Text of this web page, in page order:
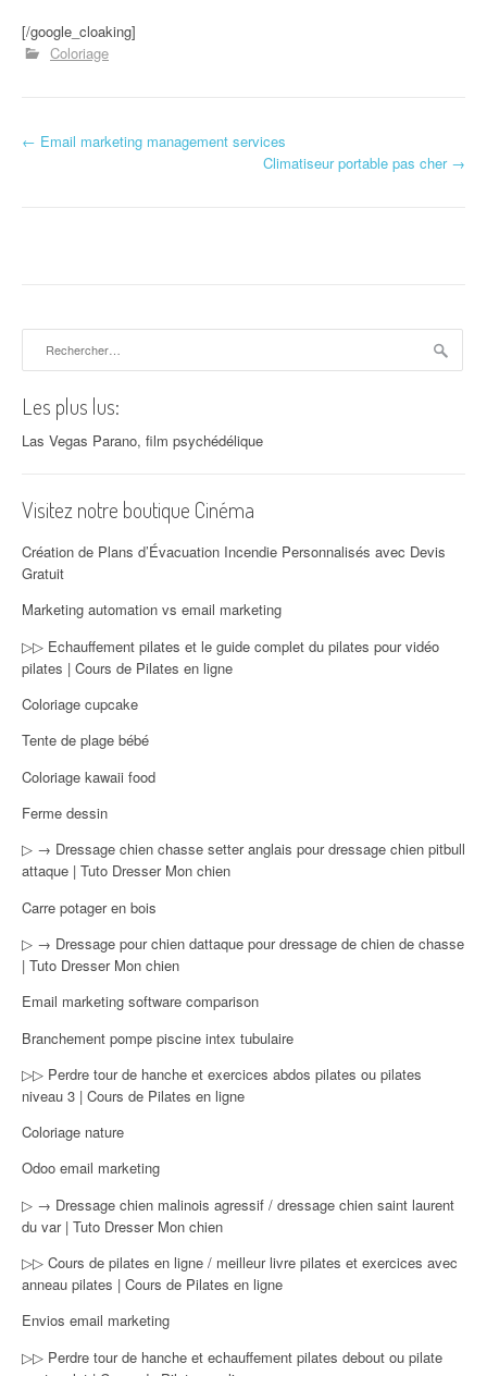
[/google_cloaking]
Coloriage
Navigation d'article
← Email marketing management services
Climatiseur portable pas cher →
Les plus lus:
Las Vegas Parano, film psychédélique
Visitez notre boutique Cinéma
Création de Plans d’Évacuation Incendie Personnalisés avec Devis
Gratuit
Marketing automation vs email marketing
▷▷ Echauffement pilates et le guide complet du pilates pour vidéo
pilates | Cours de Pilates en ligne
Coloriage cupcake
Tente de plage bébé
Coloriage kawaii food
Ferme dessin
▷ → Dressage chien chasse setter anglais pour dressage chien pitbull
attaque | Tuto Dresser Mon chien
Carre potager en bois
▷ → Dressage pour chien dattaque pour dressage de chien de chasse
| Tuto Dresser Mon chien
Email marketing software comparison
Branchement pompe piscine intex tubulaire
▷▷ Perdre tour de hanche et exercices abdos pilates ou pilates
niveau 3 | Cours de Pilates en ligne
Coloriage nature
Odoo email marketing
▷ → Dressage chien malinois agressif / dressage chien saint laurent
du var | Tuto Dresser Mon chien
▷▷ Cours de pilates en ligne / meilleur livre pilates et exercices avec
anneau pilates | Cours de Pilates en ligne
Envios email marketing
▷▷ Perdre tour de hanche et echauffement pilates debout ou pilate